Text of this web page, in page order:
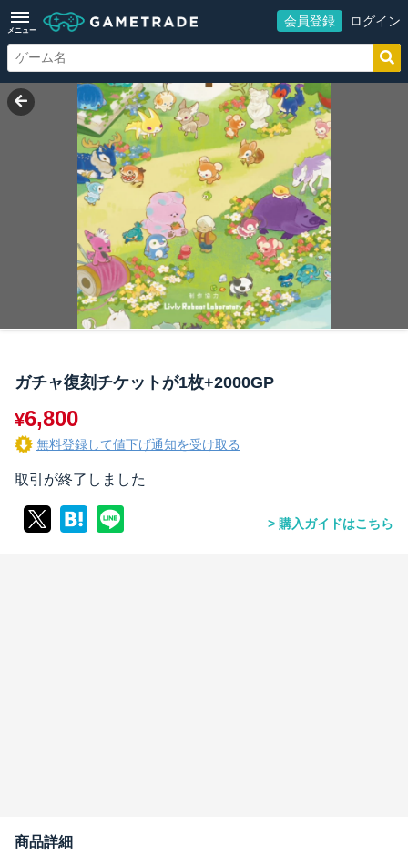
メニュー
会員登録 ログイン
ガチャ復刻チケットが1枚+2000GP
¥6,800
無料登録して値下げ通知を受け取る
取引が終了しました
購入ガイドはこちら
商品詳細